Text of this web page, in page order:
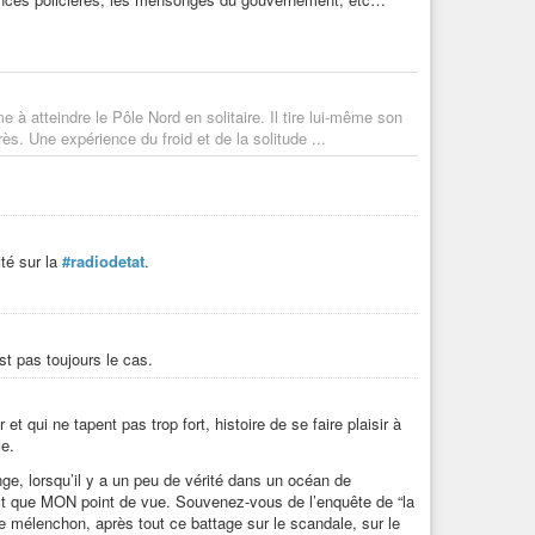
de chiens et peut manier un traîneau mieux que
Inuits au cours de leurs différents hivernages dans le
leur langue. Une qualité indispensable, tant ces derniers,
essentiels à la réussite de la mission que s’est fixée
de préserver ses forces pour l’assaut final
l’écrit Matthew Henson dans son journal : “Nous
et le matin de notre départ le thermomètre affichait -
son expédition sont les premiers hommes à atteindre le
de quatre Inuits, “les frères Ootah et Egingwah, le vieux
texte qui semble avoir intériorisé la ségrégation subie à
mondial était clos. Comme par le
réalisé par un homme blanc, un homme de couleur
croix en passant par la découverte du Nouveau
du#Caucasien. Et autant que je pusse le ressentir, je
race destinée à la représenter dans l’un des derniers
à atteindre le Pôle Nord en solitaire. Il tire lui-même son
Une expérience du froid et de la solitude ...
sur la #radiodetat.
pas toujours le cas.
qui ne tapent pas trop fort, histoire de se faire plaisir à
lorsqu’il y a un peu de vérité dans un océan de
MON point de vue. Souvenez-vous de l’enquête de “la
après tout ce battage sur le scandale, sur le